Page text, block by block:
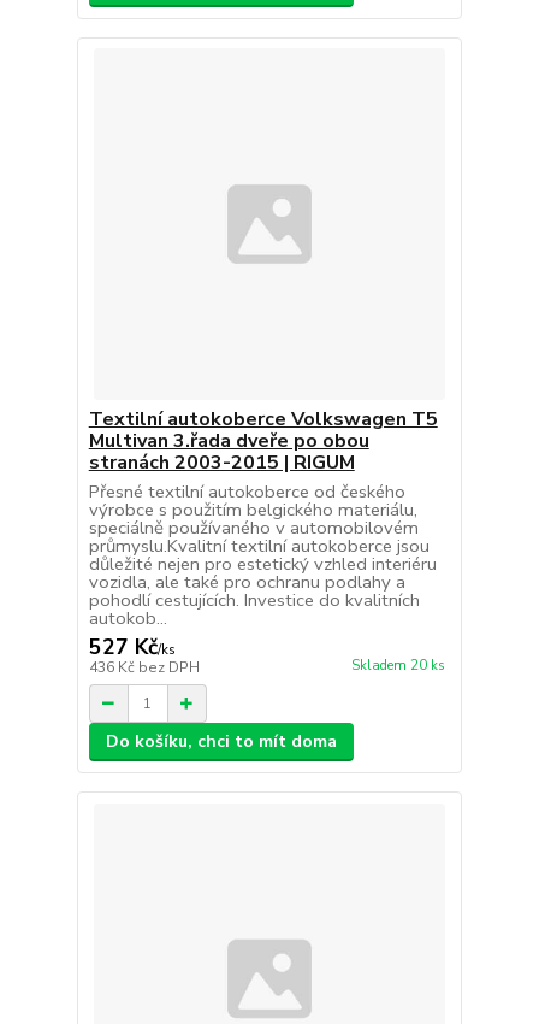
Textilní autokoberce Volkswagen T5
Multivan 3.řada dveře po obou
stranách 2003-2015 | RIGUM
Přesné textilní autokoberce od českého
výrobce s použitím belgického materiálu,
speciálně používaného v automobilovém
průmyslu.Kvalitní textilní autokoberce jsou
důležité nejen pro estetický vzhled interiéru
vozidla, ale také pro ochranu podlahy a
pohodlí cestujících. Investice do kvalitních
autokob...
527 Kč/ks
436 Kč bez DPH Skladem 20 ks
Do košíku, chci to mít doma